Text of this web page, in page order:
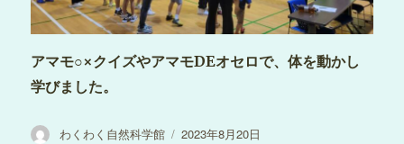
アマモ○×クイズやアマモDEオセロで、体を動かし
学びました。
投
わくわく自然科学館
投
2023年8月20日